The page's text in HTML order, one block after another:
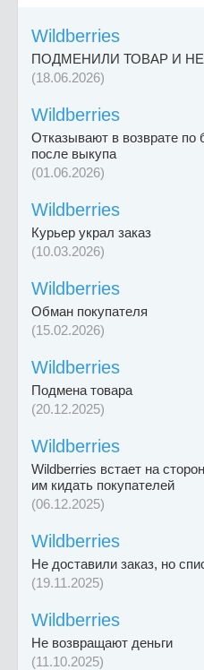
Wildberries
ПОДМЕНИЛИ ТОВАР И
(18.06.2026)
Wildberries
Отказывают в возврате по
после выкупа
(01.06.2026)
Wildberries
Курьер украл заказ
(10.03.2026)
Wildberries
Обман покупателя
(15.02.2026)
Wildberries
Подмена товара
(20.12.2025)
Wildberries
Wildberries встает на
им кидать покупателей
(06.12.2025)
Wildberries
Не доставили заказ, но
(19.11.2025)
Wildberries
Не возвращают деньги
(11.10.2025)